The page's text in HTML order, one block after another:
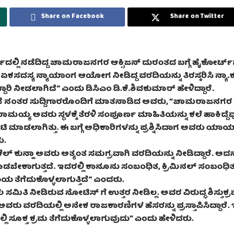
Share on Facebook Share on Twitter
ನಡೆದಿದ್ದ ಚಾಮರಾಜನಗರ ಆಕ್ಸಿಜನ್ ದುರಂತದ ಬಗ್ಗೆ
ನ್ಯಾಯಾಂಗ ಆಯೋಗ ನೀಡಿದ್ದ ವರದಿಯನ್ನು ತಿರಸ್ಕರಿಸಿ
ನೀಡಲಾಗಿದೆ” ಎಂದು ಡಿಸಿಎಂ ಡಿ.ಕೆ.ಶಿವಕುಮಾರ್ ಹೇಳಿದ್ದಾರೆ.
ಸುದ್ದಿಗಾರರೊಂದಿಗೆ ಮಾತನಾಡಿದ ಅವರು, “ಚಾಮರಾಜನಗರ
ಅವರು ಸ್ಥಳಕ್ಕೆ ತೆರಳಿ ಸಂಪೂರ್ಣ ಮಾಹಿತಿಯನ್ನು ಕಲೆ
ಮಾಡಲಾಗಿತ್ತು. ಈ ಬಗ್ಗೆ ಅಧಿಕಾರಿಗಳನ್ನು ಪ್ರಶ್ನಿಸಿದಾಗ ಅವರು
ಅವರು ಅತ್ಯಂತ ಸಮಗ್ರವಾಗಿ ವರದಿಯನ್ನು ನೀಡಿದ್ದಾರೆ.
ಇದರಲ್ಲಿ ಕಾನೂನು ಸಂಬಂಧಿತ, ಕ್ರಿಮಿನಲ್
ಎಂದರು.
ಸಮಿತಿ ನೀಡಿರುವ ನೋಟಿಸ್ ಗೆ ಉತ್ತರ ನೀಡಿಲ್ಲ. ಅವರ ವಿರುದ್ಧ
ಅವರು ವರದಿಯಲ್ಲಿ ಅನೇಕ ರಾಜಕಾರಣಿಗಳ ಹೆಸರನ್ನು ಪ್ರಸ್ತಾಪಿಸಿದ್ದಾರೆ.
ಕ್ರಮ ತೆಗೆದುಕೊಳ್ಳಲಾಗುವುದು” ಎಂದು ಹೇಳಿದರು.